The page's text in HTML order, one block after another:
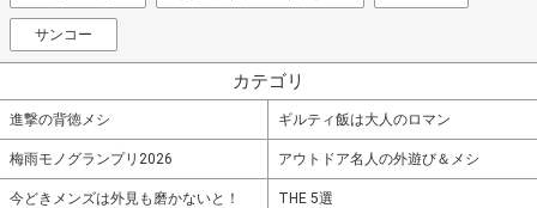
サンコー
カテゴリ
進撃の背徳メシ ギルティ飯は大人のロマン
梅雨モノグランプリ2026 アウトドア名人の外遊び＆メシ
今どきメンズは外見も磨かないと！ THE 5選